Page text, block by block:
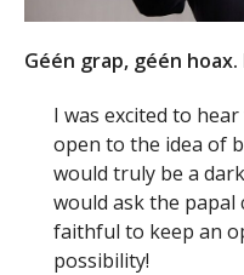
Géén grap, géén
I was excited to
open to the idea of
would truly be a
would ask the papal
faithful to keep an
possibility!